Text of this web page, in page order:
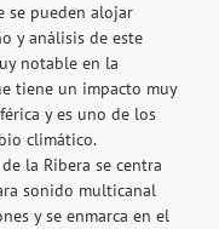
se pueden alojar
y análisis de este
notable en la
tiene un impacto muy
y es uno de los
climático.
la Ribera se centra
sonido multicanal
y se enmarca en el